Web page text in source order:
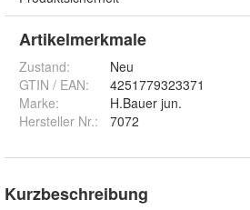
Artikelmerkmale
Zustand:
Neu
GTIN / EAN:
4251779323371
Marke:
H.Bauer jun.
Hersteller Nr.:
7072
Kurzbeschreibung